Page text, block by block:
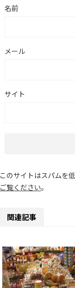
名前
メール
サイト
このサイトはスパムを
ご覧ください。
関連記事